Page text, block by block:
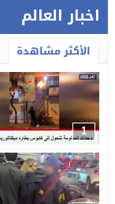
اخبار العالم
الأكثر مشاهدة
1